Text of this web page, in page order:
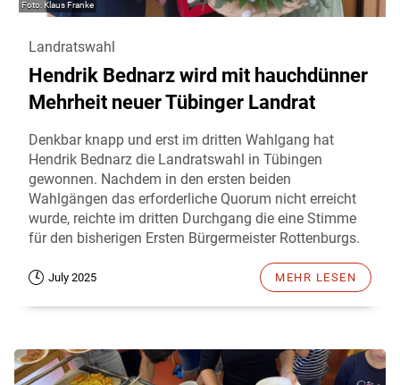
Klaus Franke
Landratswahl
Hendrik Bednarz wird mit hauchdünner
Mehrheit neuer Tübinger Landrat
Denkbar knapp und erst im dritten Wahlgang hat
Hendrik Bednarz die Landratswahl in Tübingen
gewonnen. Nachdem in den ersten beiden
Wahlgängen das erforderliche Quorum nicht erreicht
wurde, reichte im dritten Durchgang die eine Stimme
für den bisherigen Ersten Bürgermeister Rottenburgs.
July 2025 MEHR LESEN